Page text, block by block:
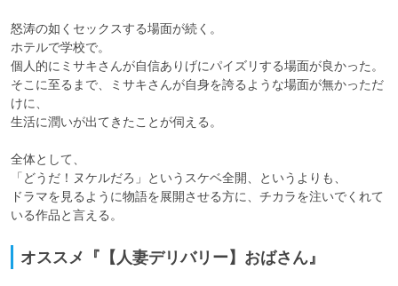
怒涛の如くセックスする場面が続く。
ホテルで学校で。
個人的にミサキさんが自信ありげにパイズリする場面が良かった。
そこに至るまで、ミサキさんが自身を誇るような場面が無かっただ
けに、
生活に潤いが出てきたことが伺える。
全体として、
「どうだ！ヌケルだろ」というスケベ全開、というよりも、
ドラマを見るように物語を展開させる方に、チカラを注いでくれて
いる作品と言える。
オススメ『【人妻デリバリー】おばさん』